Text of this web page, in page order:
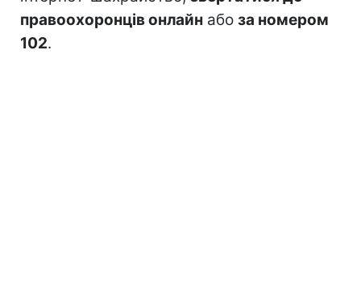
правоохоронців онлайн або за номером
102.